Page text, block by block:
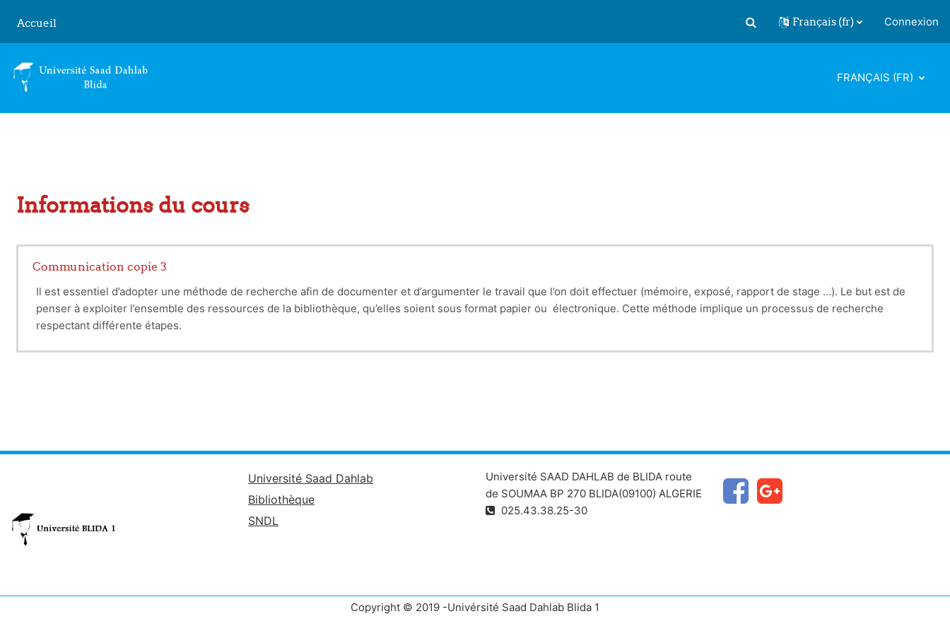
Accueil
Activer/désactiver la saisie de
Français ‎(fr)‎ Connexion
FRANÇAIS ‎(FR)‎
Informations du cours
Communication copie 3
Il est essentiel d’adopter une méthode de recherche afin de documenter et d’argumenter le travail que l’on doit effectuer (mémoire, exposé, rapport de stage …). Le but est de
penser à exploiter l’ensemble des ressources de la bibliothèque, qu’elles soient sous format papier ou électronique. Cette méthode implique un processus de recherche
respectant différente étapes.
Université Saad Dahlab
Bibliothèque
SNDL
Université SAAD DAHLAB de BLIDA route
de SOUMAA BP 270 BLIDA(09100) ALGERIE
025.43.38.25-30
Copyright © 2019 -Univérsité Saad Dahlab Blida 1